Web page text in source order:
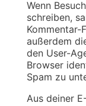
Wenn
schreiben,
Kommentar-
außerdem
den User-
Browser
Spam zu
Aus deiner